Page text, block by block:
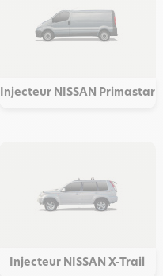
Injecteur NISSAN Primastar
Injecteur NISSAN X-Trail